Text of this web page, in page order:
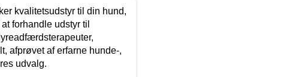
kvalitetsudstyr til din hund,
forhandle udstyr til
afprøvet af erfarne hunde-,
udvalg.